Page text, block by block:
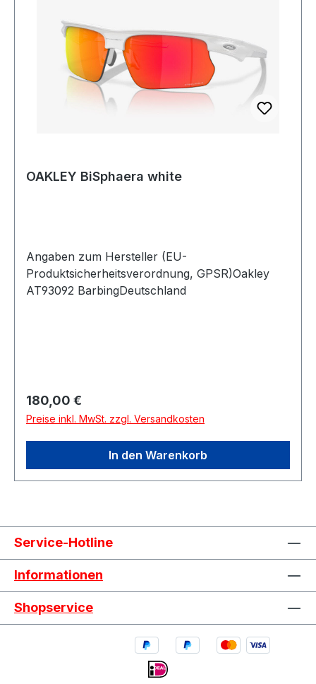
OAKLEY BiSphaera white
Angaben zum Hersteller (EU-
Produktsicherheitsverordnung, GPSR)Oakley
AT93092 BarbingDeutschland
Regulärer Preis:
180,00 €
Preise inkl. MwSt. zzgl. Versandkosten
In den Warenkorb
Service-Hotline
Informationen
Shopservice